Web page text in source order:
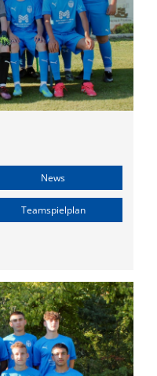
News
Teamspielplan